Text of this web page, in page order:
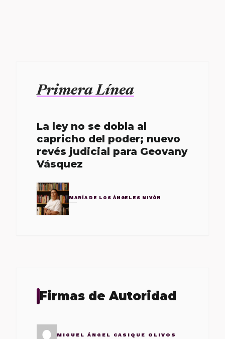
Primera Línea
La ley no se dobla al
capricho del poder; nuevo
revés judicial para Geovany
Vásquez
MARÍA DE LOS ÁNGELES NIVÓN
Firmas de Autoridad
MIGUEL ÁNGEL CASIQUE OLIVOS